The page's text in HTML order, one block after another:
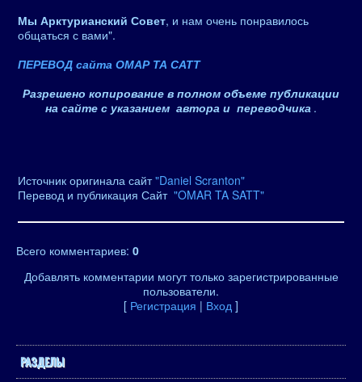
Мы Арктурианский Совет, и нам очень понравилось
общаться с вами".
ПЕРЕВОД сайта ОМАР ТА САТТ
Разрешено копирование в полном объеме публикации
на сайте с указанием автора и переводчика .
Источник оригинала сайт"Daniel Scranton"
Перевод и публикация Сайт "OMAR TA SATT"
Всего комментариев: 0
Добавлять комментарии могут только зарегистрированные
пользователи.
[ Регистрация | Вход ]
РАЗДЕЛЫ